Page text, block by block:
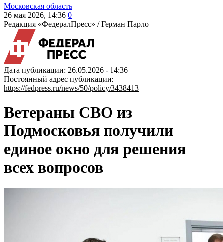
Московская область
26 мая 2026, 14:36 0
Редакция «ФедералПресс» /Герман Парло
Дата публикации: 26.05.2026 - 14:36
Постоянный адрес публикации:
https://fedpress.ru/news/50/policy/3438413
Ветераны СВО из
Подмосковья получили
единое окно для решения
всех вопросов